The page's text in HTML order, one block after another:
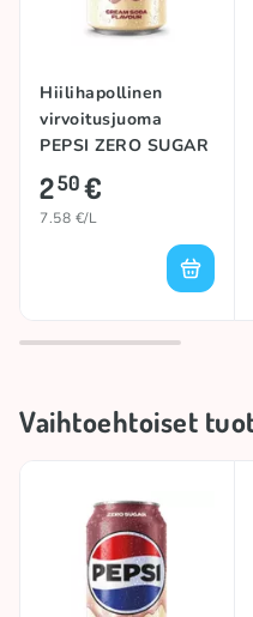
Hiilihapollinen
virvoitusjuoma
PEPSI ZERO SUGAR
(CREAM SODA),
330ml
250€
7.58 €/L
Vaihtoehtoiset